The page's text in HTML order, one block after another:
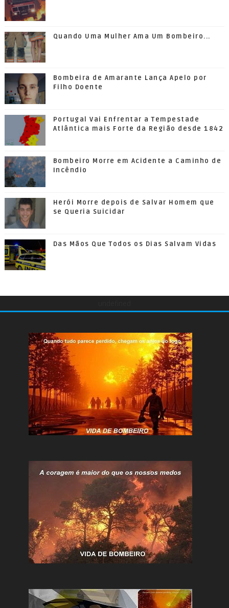
Quando Uma Mulher Ama Um Bombeiro...
Bombeira de Amarante Lança Apelo por
Filho Doente
Portugal Vai Enfrentar a Tempestade
Atlântica mais Forte da Região desde 1842
Bombeiro Morre em Acidente a Caminho de
Incêndio
Herói Morre depois de Salvar Homem que
se Queria Suicidar
Das Mãos Que Todos os Dias Salvam Vidas